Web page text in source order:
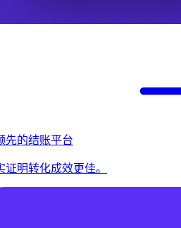
先的结账平台
证明转化成效更佳。